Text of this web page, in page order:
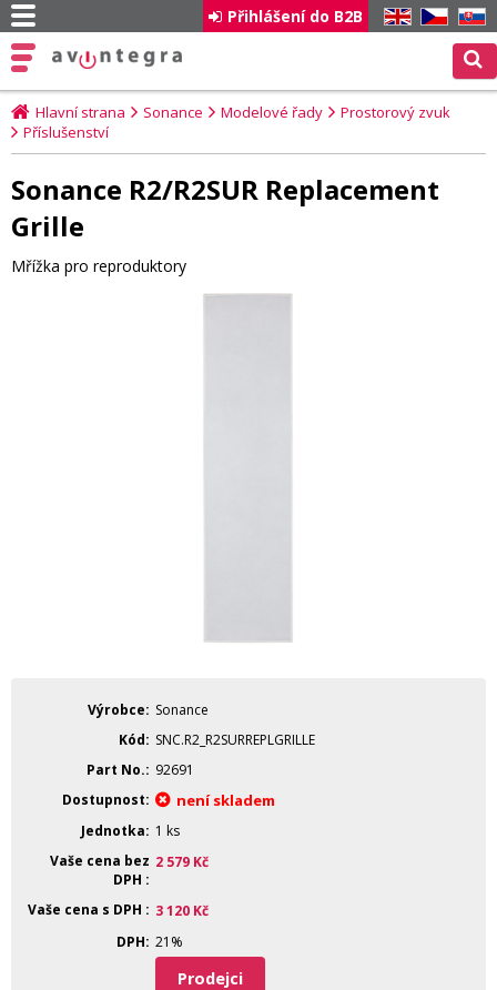
EN CZ SK
Přihlášení do B2B
Hlavní strana Sonance Modelové řady
Prostorový zvuk
Příslušenství
Sonance R2/R2SUR Replacement
Grille
Mřížka pro reproduktory
Výrobce
Sonance
Kód
SNC.R2_R2SURREPLGRILLE
Part No.
92691
Dostupnost
není skladem
Jednotka
1 ks
Vaše cena bez
DPH
2 579 Kč
Vaše cena s DPH 3 120 Kč
DPH 21%
Prodejci